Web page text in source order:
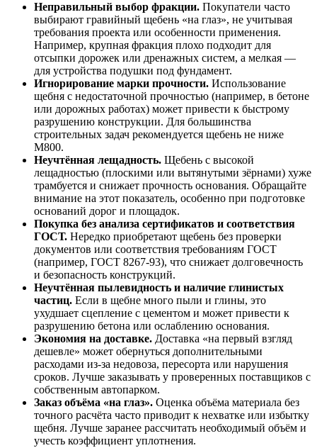
Неправильный выбор фракции. Покупатели часто
выбирают гравийный щебень «на глаз», не учитывая
требования проекта или особенности применения.
Например, крупная фракция плохо подходит для
отсыпки дорожек или дренажных систем, а мелкая —
для устройства подушки под фундамент.
Игнорирование марки прочности. Использование
щебня с недостаточной прочностью (например, в бетоне
или дорожных работах) может привести к быстрому
разрушению конструкции. Для большинства
строительных задач рекомендуется щебень не ниже
М800.
Неучтённая лещадность. Щебень с высокой
лещадностью (плоскими или вытянутыми зёрнами) хуже
трамбуется и снижает прочность основания. Обращайте
внимание на этот показатель, особенно при подготовке
оснований дорог и площадок.
Покупка без анализа сертификатов и соответствия
ГОСТ. Нередко приобретают щебень без проверки
документов или соответствия требованиям ГОСТ
(например, ГОСТ 8267-93), что снижает долговечность
и безопасность конструкций.
Неучтённая пылевидность и наличие глинистых
частиц. Если в щебне много пыли и глины, это
ухудшает сцепление с цементом и может привести к
разрушению бетона или ослаблению основания.
Экономия на доставке. Доставка «на первый взгляд
дешевле» может обернуться дополнительными
расходами из-за недовоза, пересорта или нарушения
сроков. Лучше заказывать у проверенных поставщиков с
собственным автопарком.
Заказ объёма «на глаз». Оценка объёма материала без
точного расчёта часто приводит к нехватке или избытку
щебня. Лучше заранее рассчитать необходимый объём и
учесть коэффициент уплотнения.